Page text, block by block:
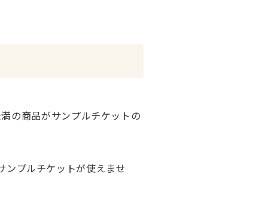
の商品がサンプルチケットの
プルチケットが使えませ